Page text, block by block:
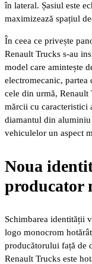
în lateral. Șasiul este
maximizează spațiul
În ceea ce privește
Renault Trucks s-au
model care amintește
electromecanic,
cele din urmă, Renault
mărcii cu caracteristici
diamantul din
vehiculelor un aspect
Noua
producator
Schimbarea identității
logo monocrom
producătorului față de
Renault Trucks este